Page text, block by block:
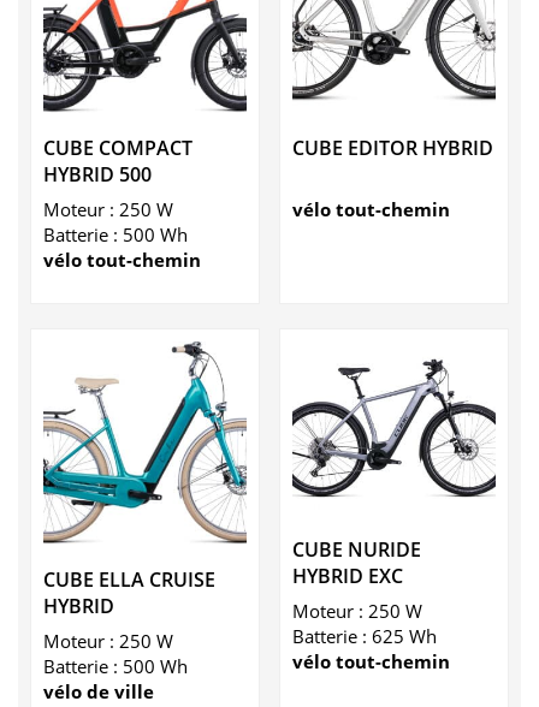
CUBE COMPACT
HYBRID 500
Moteur : 250 W
Batterie : 500 Wh
vélo tout-chemin
CUBE EDITOR HYBRID
vélo tout-chemin
CUBE ELLA CRUISE
HYBRID
Moteur : 250 W
Batterie : 500 Wh
vélo de ville
CUBE NURIDE
HYBRID EXC
Moteur : 250 W
Batterie : 625 Wh
vélo tout-chemin